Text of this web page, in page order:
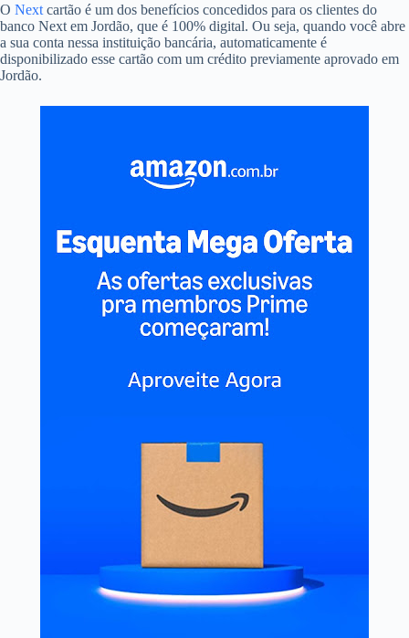
O Next cartão é um dos benefícios concedidos para os clientes do
banco Next em Jordão, que é 100% digital. Ou seja, quando você abre
a sua conta nessa instituição bancária, automaticamente é
disponibilizado esse cartão com um crédito previamente aprovado em
Jordão.